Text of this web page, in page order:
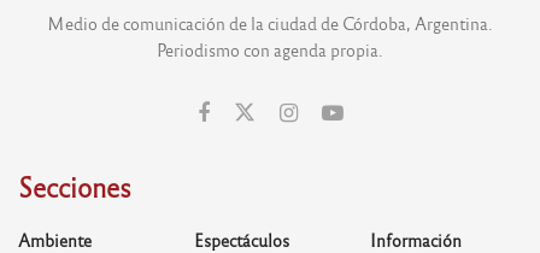
Medio de comunicación de la ciudad de Córdoba, Argentina.
Periodismo con agenda propia.
Secciones
Ambiente
Espectáculos
Información